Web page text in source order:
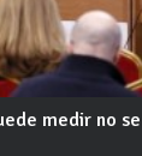
medir no